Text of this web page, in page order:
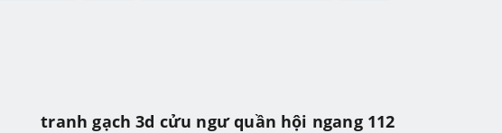
tranh gạch 3d cửu ngư quần hội ngang 112